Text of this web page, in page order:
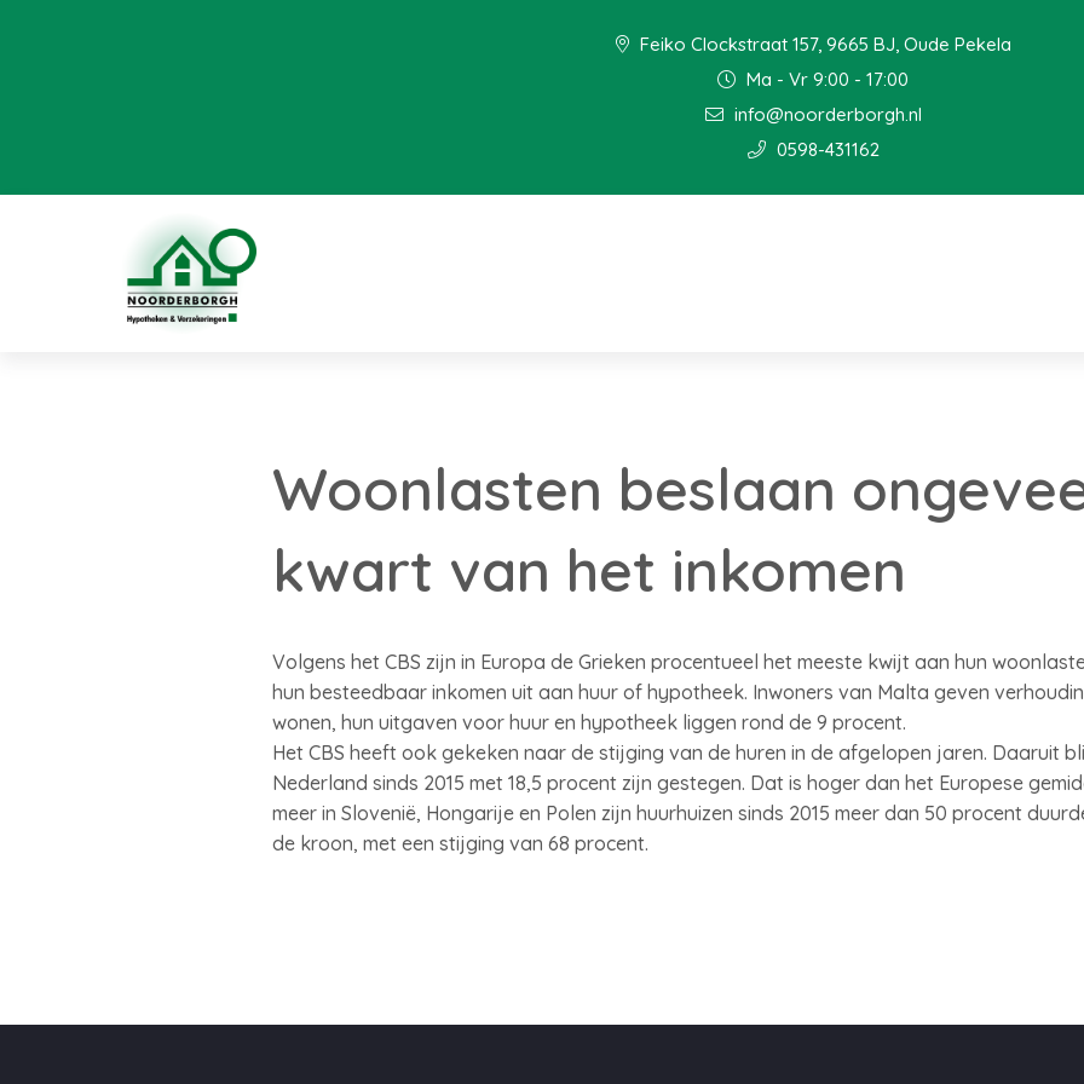
Feiko Clockstraat 157, 9665 BJ, Oude Pekela
Ma - Vr 9:00 - 17:00
info@noorderborgh.nl
0598-431162
Woonlasten beslaan
kwart van het inkomen
Volgens het CBS zijn in Europa de Grieken procentueel het meeste kwijt aan hun
hun besteedbaar inkomen uit aan huur of hypotheek. Inwoners van Malta geven
wonen, hun uitgaven voor huur en hypotheek liggen rond de 9 procent.
Het CBS heeft ook gekeken naar de stijging van de huren in de afgelopen jaren. Daaruit
Nederland sinds 2015 met 18,5 procent zijn gestegen. Dat is hoger dan het Europese
meer in Slovenië, Hongarije en Polen zijn huurhuizen sinds 2015 meer dan 50 procent
de kroon, met een stijging van 68 procent.